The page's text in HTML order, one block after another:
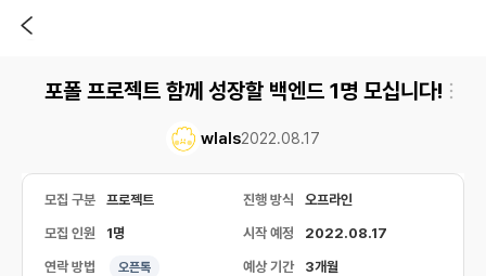
포폴 프로젝트 함께 성장할 백엔드 1명 모십니다!
wlals2022.08.17
모집 구분 프로젝트 진행 방식 오프라인
모집 인원 1명 시작 예정 2022.08.17
연락 방법 오픈톡 예상 기간 3개월